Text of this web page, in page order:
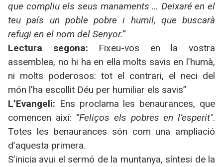
que compliu els seus manaments … Deixaré en el
teu país un poble pobre i humil, que buscarà
refugi en el nom del Senyor.”
Lectura segona: Fixeu-vos en la vostra
assemblea, no hi ha en ella molts savis en l’humà,
ni molts poderosos: tot el contrari, el neci del
món l’ha escollit Déu per humiliar els savis”
L’Evangeli: Ens proclama les benaurances, que
comencen així: “Feliços els pobres en l’esperit".
Totes les benaurances són com una ampliació
d’aquesta primera.
S’inicia avui el sermó de la muntanya, síntesi de la